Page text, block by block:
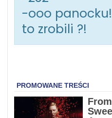
-ooo
to zrobili ?!